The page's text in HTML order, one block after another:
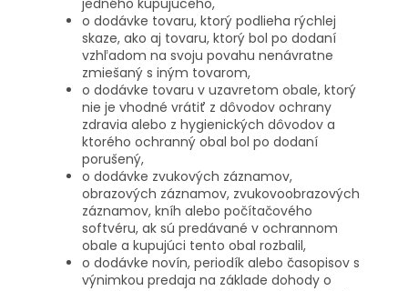
jedného kupujúceho,
o dodávke tovaru, ktorý podlieha rýchlej
skaze, ako aj tovaru, ktorý bol po dodaní
vzhľadom na svoju povahu nenávratne
zmiešaný s iným tovarom,
o dodávke tovaru v uzavretom obale, ktorý
nie je vhodné vrátiť z dôvodov ochrany
zdravia alebo z hygienických dôvodov a
ktorého ochranný obal bol po dodaní
porušený,
o dodávke zvukových záznamov,
obrazových záznamov, zvukovoobrazových
záznamov, kníh alebo počítačového
softvéru, ak sú predávané v ochrannom
obale a kupujúci tento obal rozbalil,
o dodávke novín, periodík alebo časopisov s
výnimkou predaja na základe dohody o